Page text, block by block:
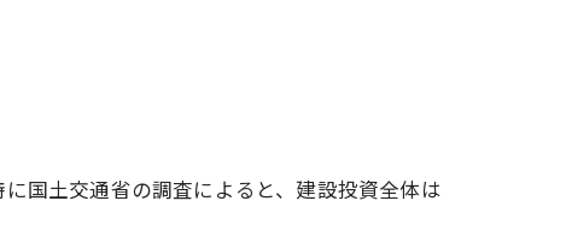
国土交通省の調査によると、建設投資全体は